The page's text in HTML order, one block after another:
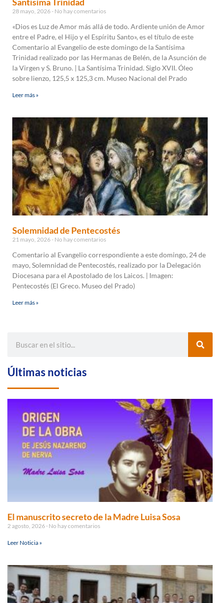
28 mayo, 2026 No hay comentarios
«Dios es Luz de Amor más allá de todo. Ardiente unión de Amor
entre el Padre, el Hijo y el Espíritu Santo», es el título de este
Comentario al Evangelio de este domingo de la Santísima
Trinidad realizado por Ias Hermanas de Belén, de la Asunción de
la Virgen y S. Bruno. | La Santísima Trinidad. Siglo XVII. Óleo
sobre lienzo, 125,5 x 125,3 cm. Museo Nacional del Prado
Leer más »
Solemnidad de Pentecostés
21 mayo, 2026 No hay comentarios
Comentario al Evangelio correspondiente a este domingo, 24 de
mayo, Solemnidad de Pentecostés, realizado por la Delegación
Diocesana para el Apostolado de los Laicos. | Imagen:
Pentecostés (El Greco. Museo del Prado)
Leer más »
Últimas noticias
El manuscrito secreto de la Madre Luisa Sosa
2 agosto, 2026 No hay comentarios
Leer Noticia »